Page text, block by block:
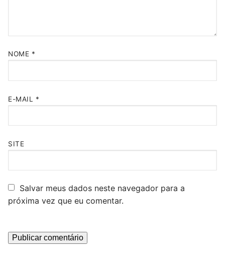
NOME *
E-MAIL *
SITE
Salvar meus dados neste navegador para a
próxima vez que eu comentar.